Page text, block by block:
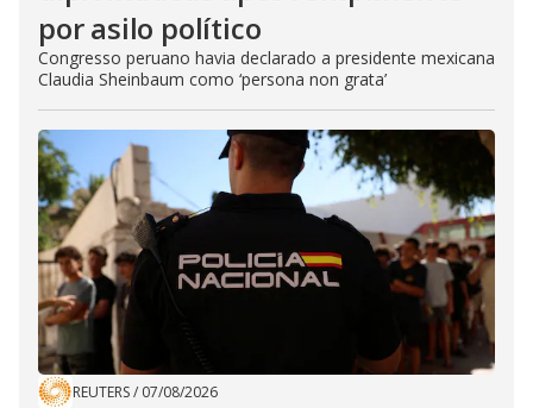
por asilo político
Congresso peruano havia declarado a presidente mexicana
Claudia Sheinbaum como ‘persona non grata’
REUTERS/ 07/08/2026